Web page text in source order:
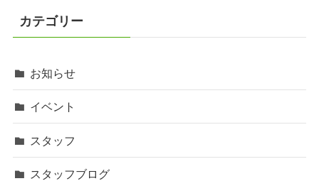
カテゴリー
お知らせ
イベント
スタッフ
スタッフブログ